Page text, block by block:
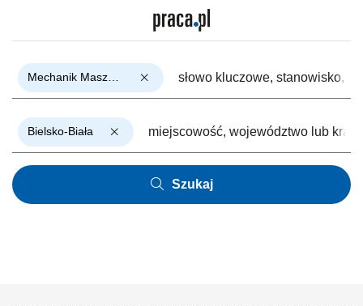
Bielsko-Biała
Szukaj